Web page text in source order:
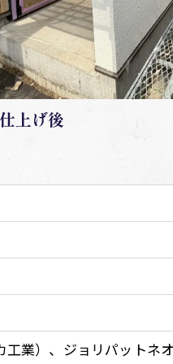
上げ後
業）、ジョリパットネ